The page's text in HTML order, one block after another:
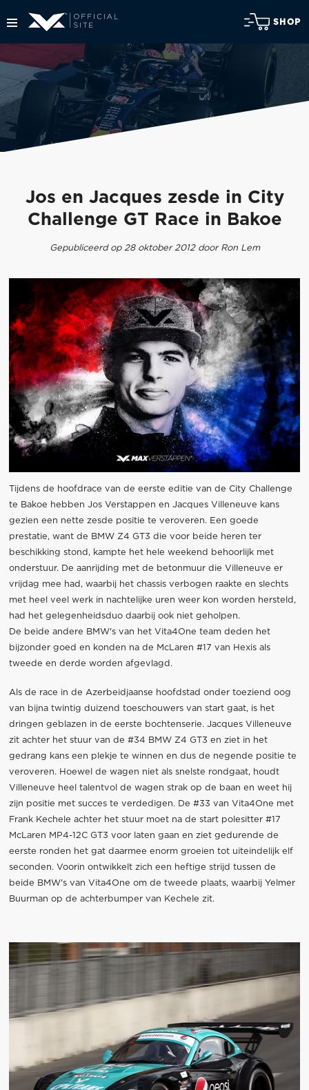
SHOP
Jos en Jacques zesde in City
Challenge GT Race in Bakoe
Gepubliceerd op 28 oktober 2012 door Ron Lem
Tijdens de hoofdrace van de eerste editie van de City Challenge
te Bakoe hebben Jos Verstappen en Jacques Villeneuve kans
gezien een nette zesde positie te veroveren. Een goede
prestatie, want de BMW Z4 GT3 die voor beide heren ter
beschikking stond, kampte het hele weekend behoorlijk met
onderstuur. De aanrijding met de betonmuur die Villeneuve er
vrijdag mee had, waarbij het chassis verbogen raakte en slechts
met heel veel werk in nachtelijke uren weer kon worden hersteld,
had het gelegenheidsduo daarbij ook niet geholpen.
De beide andere BMW's van het Vita4One team deden het
bijzonder goed en konden na de McLaren #17 van Hexis als
tweede en derde worden afgevlagd.
Als de race in de Azerbeidjaanse hoofdstad onder toeziend oog
van bijna twintig duizend toeschouwers van start gaat, is het
dringen geblazen in de eerste bochtenserie. Jacques Villeneuve
zit achter het stuur van de #34 BMW Z4 GT3 en ziet in het
gedrang kans een plekje te winnen en dus de negende positie te
veroveren. Hoewel de wagen niet als snelste rondgaat, houdt
Villeneuve heel talentvol de wagen strak op de baan en weet hij
zijn positie met succes te verdedigen. De #33 van Vita4One met
Frank Kechele achter het stuur moet na de start polesitter #17
McLaren MP4-12C GT3 voor laten gaan en ziet gedurende de
eerste ronden het gat daarmee enorm groeien tot uiteindelijk elf
seconden. Voorin ontwikkelt zich een heftige strijd tussen de
beide BMW's van Vita4One om de tweede plaats, waarbij Yelmer
Buurman op de achterbumper van Kechele zit.